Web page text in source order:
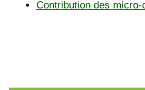
Contribution des micro-